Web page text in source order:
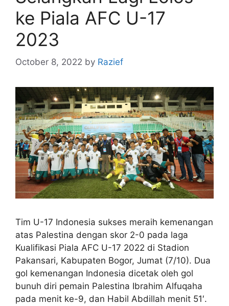
ke Piala AFC U-17
2023
October 8, 2022 by Razief
Tim U-17 Indonesia sukses meraih kemenangan
atas Palestina dengan skor 2-0 pada laga
Kualifikasi Piala AFC U-17 2022 di Stadion
Pakansari, Kabupaten Bogor, Jumat (7/10). Dua
gol kemenangan Indonesia dicetak oleh gol
bunuh diri pemain Palestina Ibrahim Alfuqaha
pada menit ke-9, dan Habil Abdillah menit 51′.